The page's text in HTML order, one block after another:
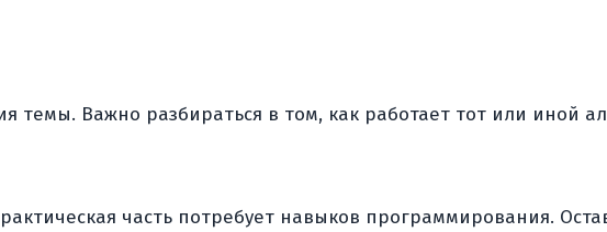
темы. Важно разбираться в том, как работает тот или иной
часть потребует навыков программирования.